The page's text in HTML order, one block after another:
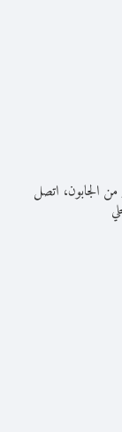
من الجابون، اتصل